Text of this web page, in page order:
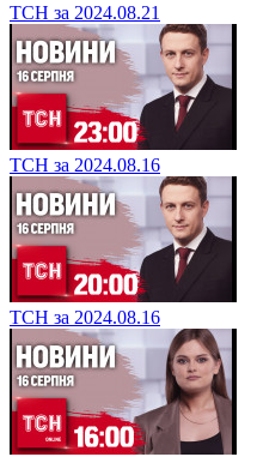
ТСН за 2024.08.21
ТСН за 2024.08.16
ТСН за 2024.08.16